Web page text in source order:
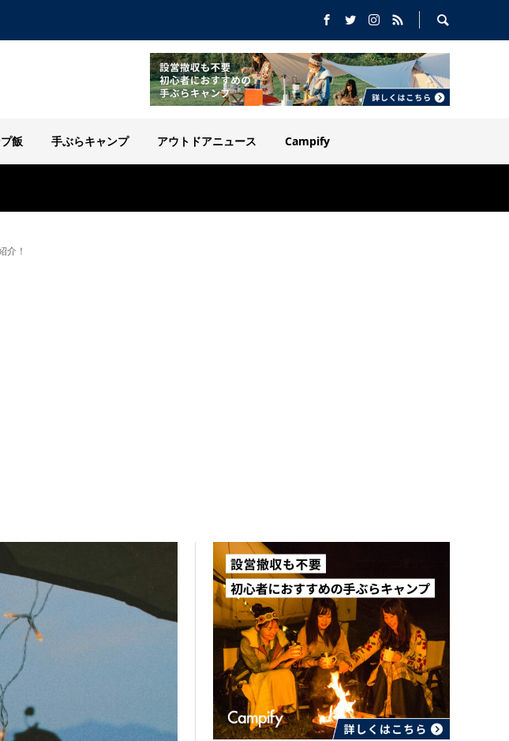
飯 手ぶらキャンプ アウトドアニュース Campify
介！